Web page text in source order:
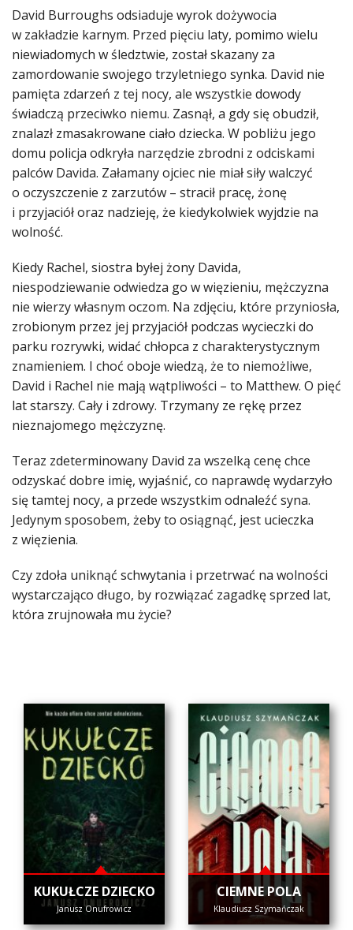
David Burroughs odsiaduje wyrok dożywocia
w zakładzie karnym. Przed pięciu laty, pomimo wielu
niewiadomych w śledztwie, został skazany za
zamordowanie swojego trzyletniego synka. David nie
pamięta zdarzeń z tej nocy, ale wszystkie dowody
świadczą przeciwko niemu. Zasnął, a gdy się obudził,
znalazł zmasakrowane ciało dziecka. W pobliżu jego
domu policja odkryła narzędzie zbrodni z odciskami
palców Davida. Załamany ojciec nie miał siły walczyć
o oczyszczenie z zarzutów – stracił pracę, żonę
i przyjaciół oraz nadzieję, że kiedykolwiek wyjdzie na
wolność.
Kiedy Rachel, siostra byłej żony Davida,
niespodziewanie odwiedza go w więzieniu, mężczyzna
nie wierzy własnym oczom. Na zdjęciu, które przyniosła,
zrobionym przez jej przyjaciół podczas wycieczki do
parku rozrywki, widać chłopca z charakterystycznym
znamieniem. I choć oboje wiedzą, że to niemożliwe,
David i Rachel nie mają wątpliwości – to Matthew. O pięć
lat starszy. Cały i zdrowy. Trzymany ze rękę przez
nieznajomego mężczyznę.
Teraz zdeterminowany David za wszelką cenę chce
odzyskać dobre imię, wyjaśnić, co naprawdę wydarzyło
się tamtej nocy, a przede wszystkim odnaleźć syna.
Jedynym sposobem, żeby to osiągnąć, jest ucieczka
z więzienia.
Czy zdoła uniknąć schwytania i przetrwać na wolności
wystarczająco długo, by rozwiązać zagadkę sprzed lat,
która zrujnowała mu życie?
KUKUŁCZE DZIECKO
Janusz Onufrowicz
CIEMNE POLA
Klaudiusz Szymańczak